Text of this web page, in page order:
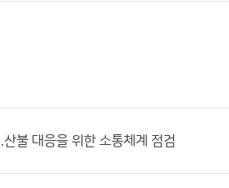
불 대응을 위한 소통체계 점검